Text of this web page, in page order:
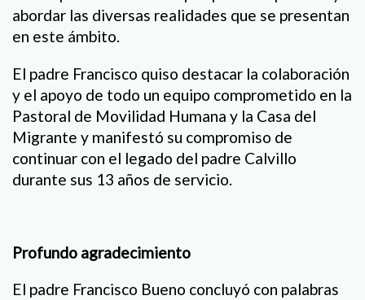
abordar las diversas realidades que se presentan
en este ámbito.
El padre Francisco quiso destacar la colaboración
y el apoyo de todo un equipo comprometido en la
Pastoral de Movilidad Humana y la Casa del
Migrante y manifestó su compromiso de
continuar con el legado del padre Calvillo
durante sus 13 años de servicio.
Profundo agradecimiento
El padre Francisco Bueno concluyó con palabras